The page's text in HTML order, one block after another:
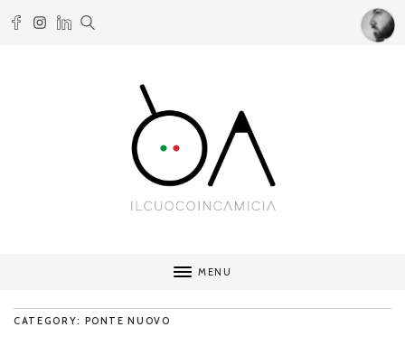
MENU
CATEGORY: PONTE NUOVO